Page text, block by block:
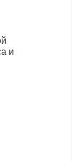
и